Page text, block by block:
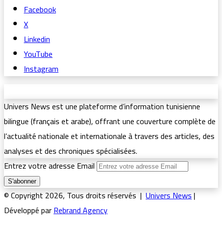
Facebook
X
Linkedin
YouTube
Instagram
Univers News est une plateforme d’information tunisienne
bilingue (français et arabe), offrant une couverture complète de
l’actualité nationale et internationale à travers des articles, des
analyses et des chroniques spécialisées.
Entrez votre adresse Email
© Copyright 2026, Tous droits réservés |Univers News|
Développé parRebrand Agency